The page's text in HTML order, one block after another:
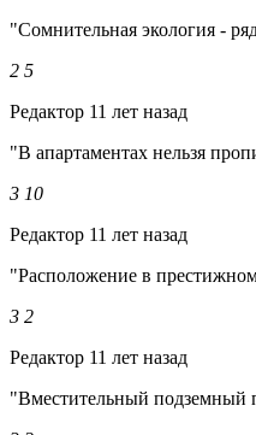
"Сомнительная экология -
2 5
Редактор 11 лет назад
"В апартаментах нельзя
3 10
Редактор 11 лет назад
"Расположение в
3 2
Редактор 11 лет назад
"Вместительный подземный